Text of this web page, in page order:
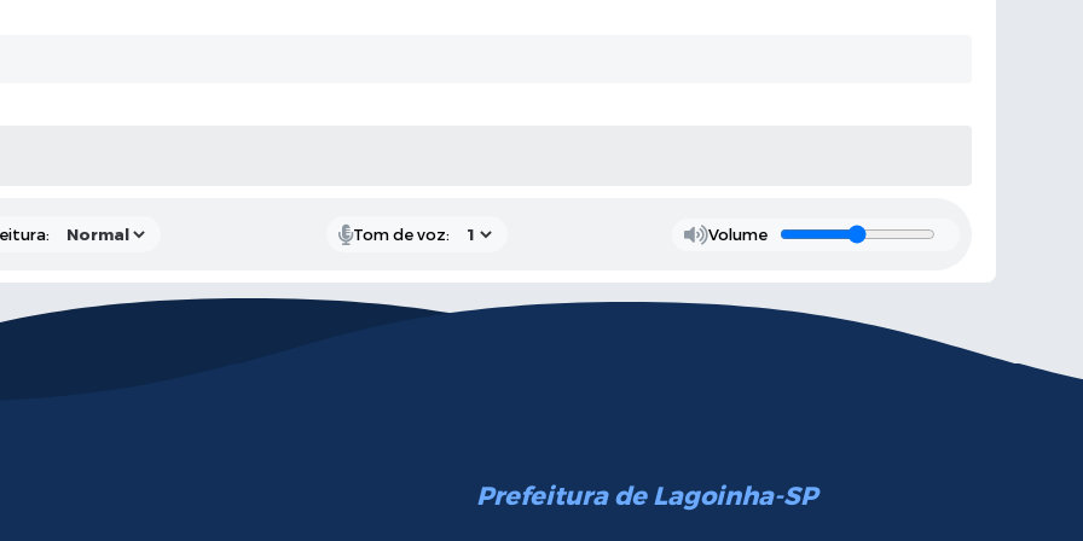
Tom de voz: Volume
Prefeitura de Lagoinha-SP